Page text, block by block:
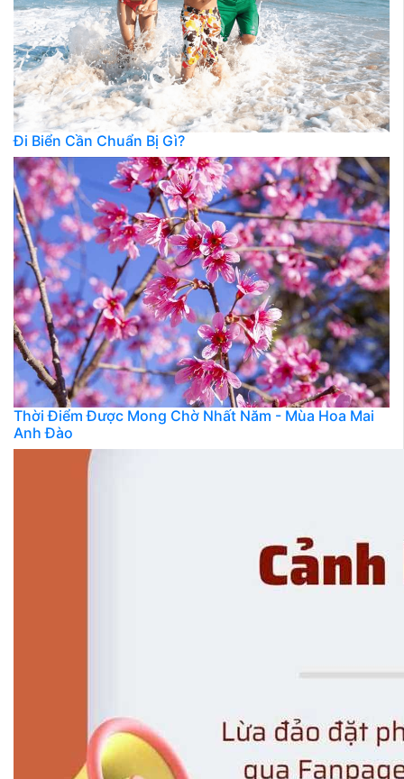
Đi Biển Cần Chuẩn Bị Gì?
Thời Điểm Được Mong Chờ Nhất Năm - Mùa Hoa Mai
Anh Đào